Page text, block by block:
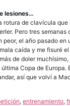
lesiones…
rotura de clavícula
Pero tres semanas
peor, el año pasado en
caída y me fisuré
de doler
Copa de Europa.
así que volví a
, entrenamiento,